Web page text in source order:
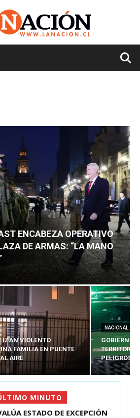
ENCABEZA OPERATIVO
DE ARMAS: “LA MANO
VIOLENTO
FAMILIA EN PUENTE
AIRE
NACIONAL
GOBIERNO
PELIGROSOS
MINUTO
ENCABEZA OPERATIVO